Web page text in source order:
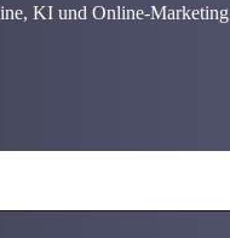
KI und Online-